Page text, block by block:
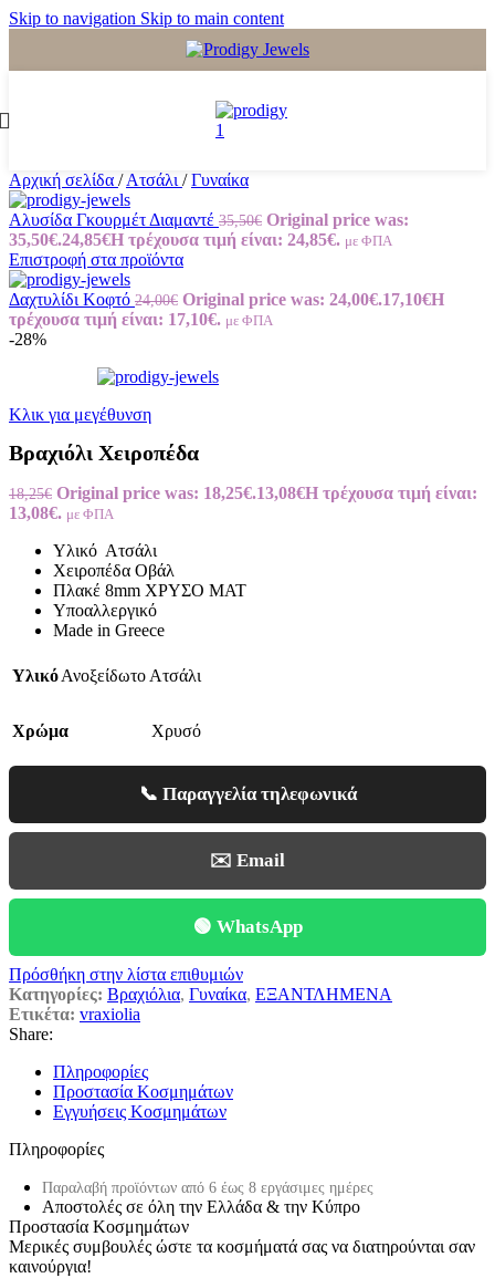
Skip to navigation Skip to main content
Αρχική σελίδα / Ατσάλι / Γυναίκα
Αλυσίδα Γκουρμέτ Διαμαντέ 35,50€ Original price was:
35,50€.24,85€Η τρέχουσα τιμή είναι: 24,85€. με ΦΠΑ
Επιστροφή στα προϊόντα
Δαχτυλίδι Κοφτό 24,00€ Original price was: 24,00€.17,10€Η
τρέχουσα τιμή είναι: 17,10€. με ΦΠΑ
-28%
Κλικ για μεγέθυνση
Βραχιόλι Χειροπέδα
18,25€ Original price was: 18,25€.13,08€Η τρέχουσα τιμή είναι:
13,08€. με ΦΠΑ
Υλικό Ατσάλι
Χειροπέδα Οβάλ
Πλακέ 8mm ΧΡΥΣΟ ΜΑΤ
Υποαλλεργικό
Made in Greece
ΥλικόΑνοξείδωτο Ατσάλι
Χρώμα Χρυσό
📞 Παραγγελία τηλεφωνικά
✉️ Email
🟢 WhatsApp
Πρόσθήκη στην λίστα επιθυμιών
Κατηγορίες: Βραχιόλια, Γυναίκα, ΕΞΑΝΤΛΗΜΕΝΑ
Ετικέτα: vraxiolia
Share:
Πληροφορίες
Προστασία Κοσμημάτων
Εγγυήσεις Κοσμημάτων
Πληροφορίες
Παραλαβή προϊόντων από 6 έως 8 εργάσιμες ημέρες
Αποστολές σε όλη την Ελλάδα & την Κύπρο
Προστασία Κοσμημάτων
Μερικές συμβουλές ώστε τα κοσμήματά σας να διατηρούνται σαν
καινούργια!